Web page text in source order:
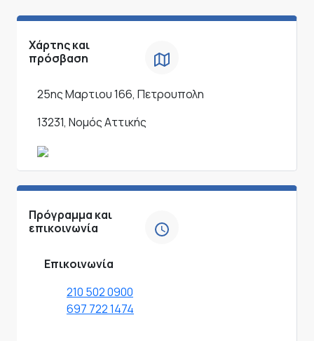
Χάρτης και
πρόσβαση
25ης Μαρτιου 166, Πετρουπολη
13231, Νομός Αττικής
Πρόγραμμα και
επικοινωνία
Επικοινωνία
210 502 0900
697 722 1474